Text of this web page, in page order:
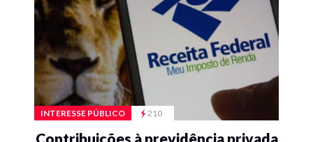
INTERESSE PÚBLICO 210
Contribuições à previdência privada